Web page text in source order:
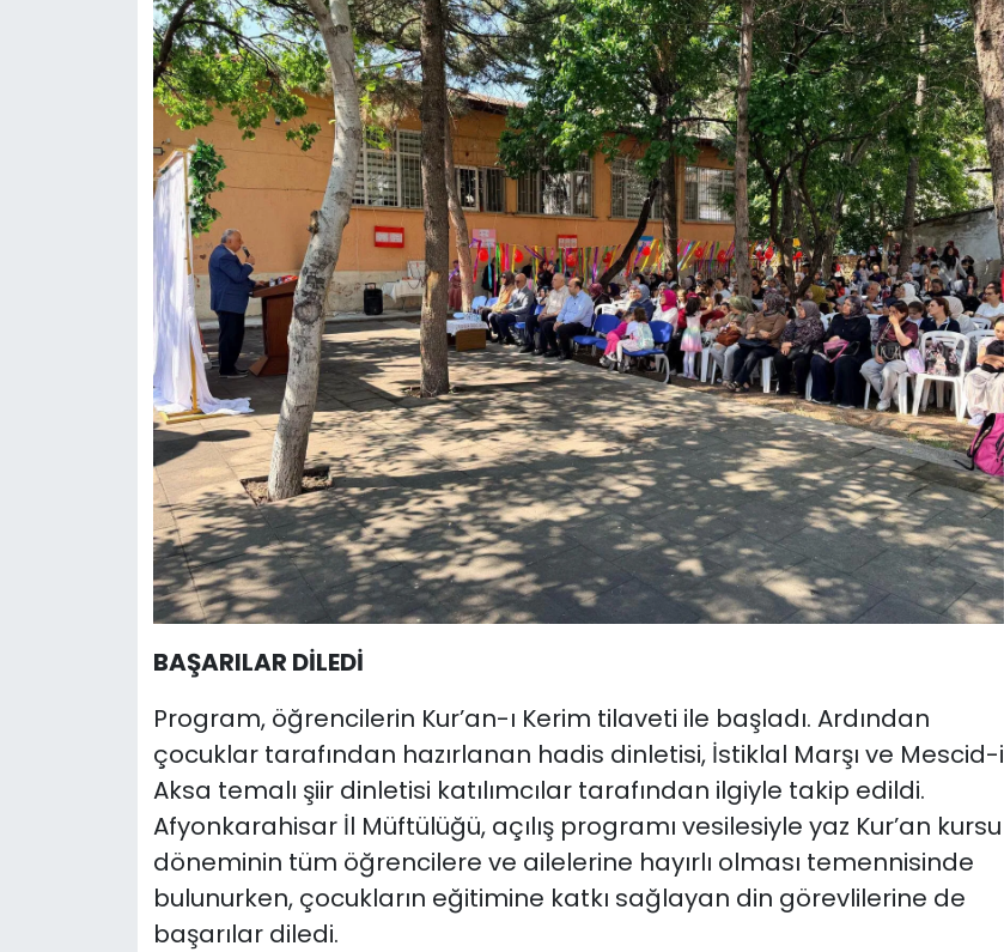
BAŞARILAR DİLEDİ
Program, öğrencilerin Kur’an-ı Kerim tilaveti ile başladı. Ardından
çocuklar tarafından hazırlanan hadis dinletisi, İstiklal Marşı ve Mescid-i
Aksa temalı şiir dinletisi katılımcılar tarafından ilgiyle takip edildi.
Afyonkarahisar İl Müftülüğü, açılış programı vesilesiyle yaz Kur’an kursu
döneminin tüm öğrencilere ve ailelerine hayırlı olması temennisinde
bulunurken, çocukların eğitimine katkı sağlayan din görevlilerine de
başarılar diledi.